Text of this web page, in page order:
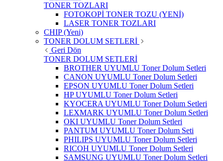
TONER TOZLARI
FOTOKOPİ TONER TOZU (YENİ)
LASER TONER TOZLARI
CHIP (Yeni)
TONER DOLUM SETLERİ
Geri Dön
TONER DOLUM SETLERİ
BROTHER UYUMLU Toner Dolum Setleri
CANON UYUMLU Toner Dolum Setleri
EPSON UYUMLU Toner Dolum Setleri
HP UYUMLU Toner Dolum Setleri
KYOCERA UYUMLU Toner Dolum Setleri
LEXMARK UYUMLU Toner Dolum Setleri
OKI UYUMLU Toner Dolum Setleri
PANTUM UYUMLU Toner Dolum Seti
PHILIPS UYUMLU Toner Dolum Setleri
RICOH UYUMLU Toner Dolum Setleri
SAMSUNG UYUMLU Toner Dolum Setleri